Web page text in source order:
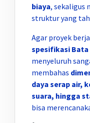
biaya, sekaligus
struktur yang
Agar proyek
spesifikasi Bata
menyeluruh
membahas
daya serap air,
suara, hingga
bisa